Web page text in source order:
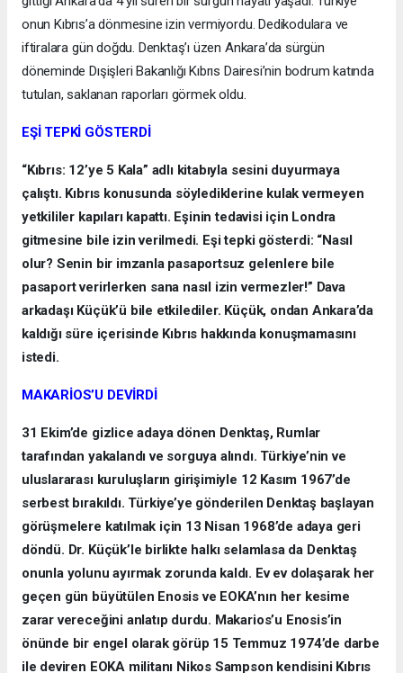
onun Kıbrıs’a dönmesine izin vermiyordu. Dedikodulara ve
iftiralara gün doğdu. Denktaş’ı üzen Ankara’da sürgün
döneminde Dışişleri Bakanlığı Kıbrıs Dairesi’nin bodrum katında
tutulan, saklanan raporları görmek oldu.
EŞİ TEPKİ GÖSTERDİ
“Kıbrıs: 12’ye 5 Kala” adlı kitabıyla sesini duyurmaya
çalıştı. Kıbrıs konusunda söylediklerine kulak vermeyen
yetkililer kapıları kapattı. Eşinin tedavisi için Londra
gitmesine bile izin verilmedi. Eşi tepki gösterdi: “Nasıl
olur? Senin bir imzanla pasaportsuz gelenlere bile
pasaport verirlerken sana nasıl izin vermezler!” Dava
arkadaşı Küçük’ü bile etkilediler. Küçük, ondan Ankara’da
kaldığı süre içerisinde Kıbrıs hakkında konuşmamasını
istedi.
MAKARİOS’U DEVİRDİ
31 Ekim’de gizlice adaya dönen Denktaş, Rumlar
tarafından yakalandı ve sorguya alındı. Türkiye’nin ve
uluslararası kuruluşların girişimiyle 12 Kasım 1967’de
serbest bırakıldı. Türkiye’ye gönderilen Denktaş başlayan
görüşmelere katılmak için 13 Nisan 1968’de adaya geri
döndü. Dr. Küçük’le birlikte halkı selamlasa da Denktaş
onunla yolunu ayırmak zorunda kaldı. Ev ev dolaşarak her
geçen gün büyütülen Enosis ve EOKA’nın her kesime
zarar vereceğini anlatıp durdu. Makarios’u Enosis’in
önünde bir engel olarak görüp 15 Temmuz 1974’de darbe
ile deviren EOKA militanı Nikos Sampson kendisini Kıbrıs